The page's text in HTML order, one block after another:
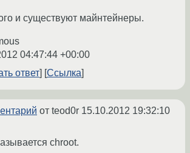
и существуют майнтейнеры.
04:47:44 +00:00
ответ
Ссылка
от teod0r 15.10.2012 19:32:10
chroot.